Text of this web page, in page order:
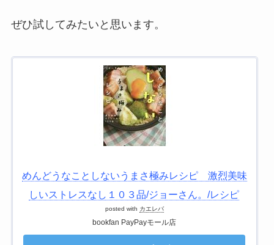
ぜひ試してみたいと思います。
めんどうなことしないうまさ極みレシピ 激烈美味
しいストレスなし１０３品/ジョーさん。/レシピ
posted with カエレバ
bookfan PayPayモール店